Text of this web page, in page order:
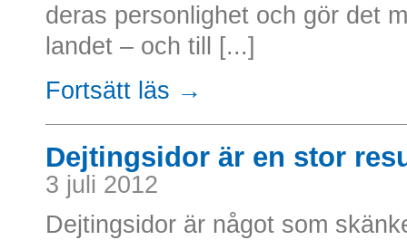
deras personlighet och gör det
landet – och till [...]
Fortsätt läs →
Dejtingsidor är en stor
3 juli 2012
Dejtingsidor är något som